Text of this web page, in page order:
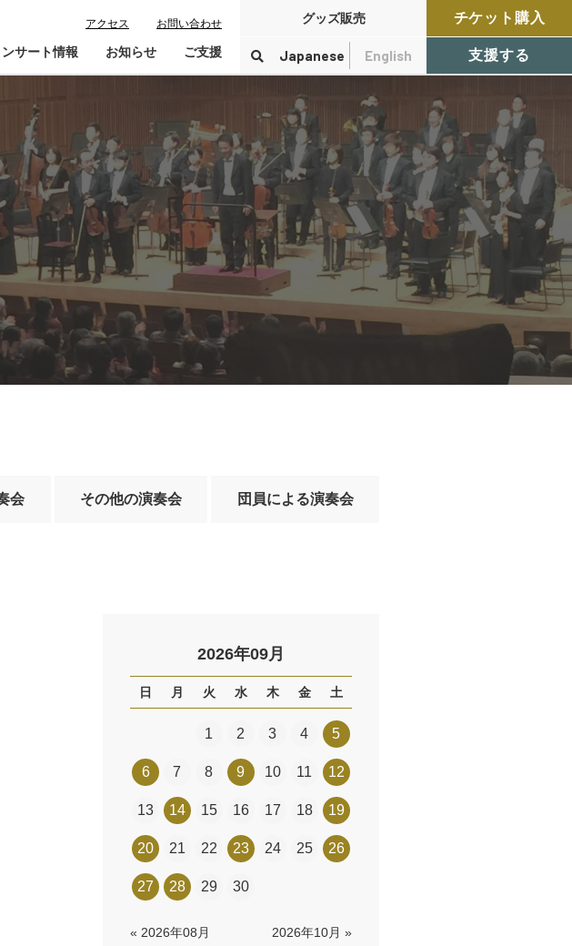
アクセス お問い合わせ
ンサート情報
ト購入ガイド
鑑賞会員入会
奏会アーカイブ
お知らせ ご支援
寄付控除について
グッズ販売
Japanese English
チケット購入
支援する
会 その他の演奏会 団員による演奏会
2026年09月
日 月 火 水 木 金 土
1 2 3 4 5
6 7 8 9 10 11 12
13 14 15 16 17 18 19
20 21 22 23 24 25 26
27 28 29 30
« 2026年08月 2026年10月 »